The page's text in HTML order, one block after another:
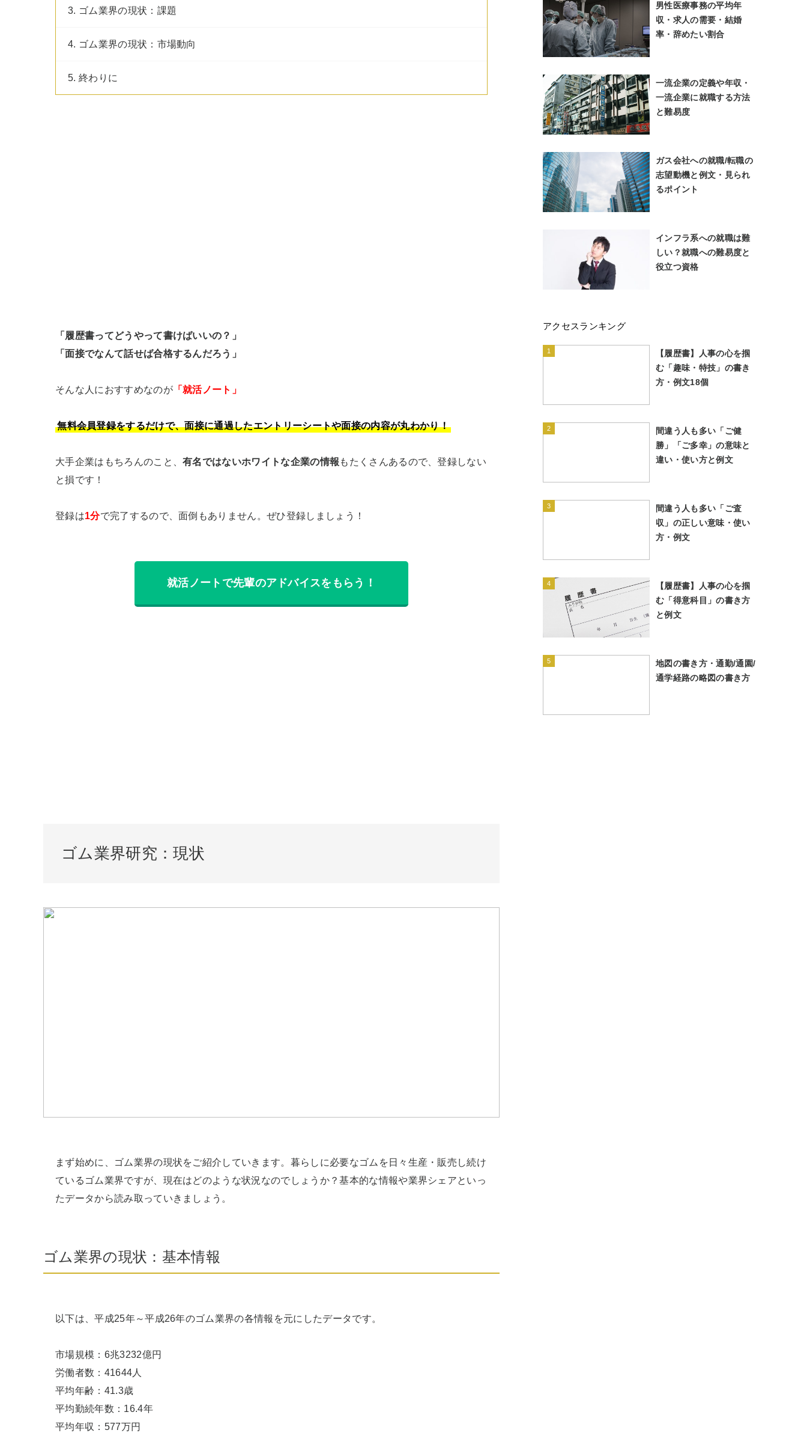
3. ゴム業界の現状：課題
4. ゴム業界の現状：市場動向
5. 終わりに
「履歴書ってどうやって書けばいいの？」
「面接でなんて話せば合格するんだろう」
そんな人におすすめなのが「就活ノート」
無料会員登録をするだけで、面接に通過したエントリーシートや面接の内容が丸わかり！
大手企業はもちろんのこと、有名ではないホワイトな企業の情報 もたくさんあるので、登録しない
と損です！
登録は1分
就活ノートで先輩のアドバイスをもらう！
ゴム業界研究：現状
まず始めに、ゴム業界の現状をご紹介していきます。暮らしに必要なゴムを日々生産・販売し続け
ているゴム業界ですが、現在はどのような状況なのでしょうか？基本的な情報や業界シェアといっ
たデータから読み取っていきましょう。
ゴム業界の現状：基本情報
以下は、平成25年～平成26年のゴム業界の各情報を元にしたデータです。
市場規模：6兆3232億円
労働者数：41644人
平均年齢：41.3歳
平均勤続年数：16.4年
平均年収：577万円
男性医療事務の平均年
収・求人の需要・結婚
率・辞めたい割合
一流企業の定義や年収・
一流企業に就職する方法
と難易度
ガス会社への就職/転職の
志望動機と例文・見られ
るポイント
インフラ系への就職は難
しい？就職への難易度と
役立つ資格
アクセスランキング
1
【履歴書】人事の心を掴
む「趣味・特技」の書き
方・例文18個
2
間違う人も多い「ご健
勝」「ご多幸」の意味と
違い・使い方と例文
3
間違う人も多い「ご査
収」の正しい意味・使い
方・例文
4
【履歴書】人事の心を掴
む「得意科目」の書き方
と例文
5
地図の書き方・通勤/通園/
通学経路の略図の書き方